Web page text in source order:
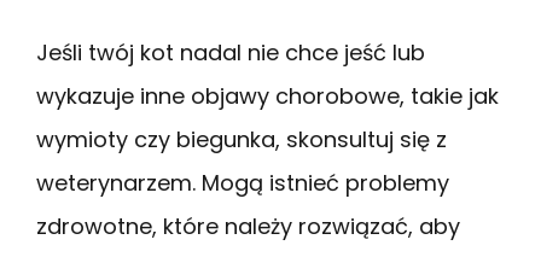
Jeśli twój kot nadal nie chce jeść lub
wykazuje inne objawy chorobowe, takie jak
wymioty czy biegunka, skonsultuj się z
weterynarzem. Mogą istnieć problemy
zdrowotne, które należy rozwiązać, aby